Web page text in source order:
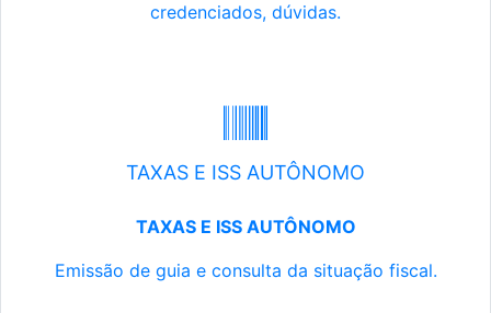
credenciados, dúvidas.
TAXAS E ISS AUTÔNOMO
TAXAS E ISS AUTÔNOMO
Emissão de guia e consulta da situação fiscal.